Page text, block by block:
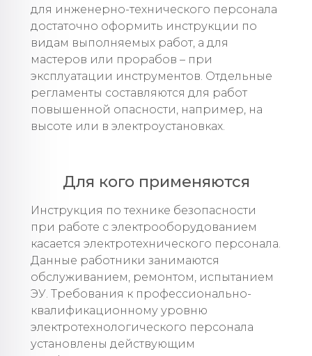
для инженерно-технического персонала
достаточно оформить инструкции по
видам выполняемых работ, а для
мастеров или прорабов – при
эксплуатации инструментов. Отдельные
регламенты составляются для работ
повышенной опасности, например, на
высоте или в электроустановках.
Для кого применяются
Инструкция по технике безопасности
при работе с электрооборудованием
касается электротехнического персонала.
Данные работники занимаются
обслуживанием, ремонтом, испытанием
ЭУ. Требования к профессионально-
квалификационному уровню
электротехнологического персонала
установлены действующим